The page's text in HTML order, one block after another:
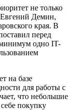
не только
Евгений Демин,
края. В
перед
одно IT-
на базе
для работы с
что небольшие
покупку